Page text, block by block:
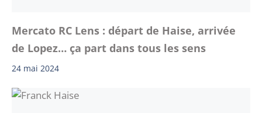
Mercato RC Lens : départ de Haise, arrivée
de Lopez… ça part dans tous les sens
24 mai 2024